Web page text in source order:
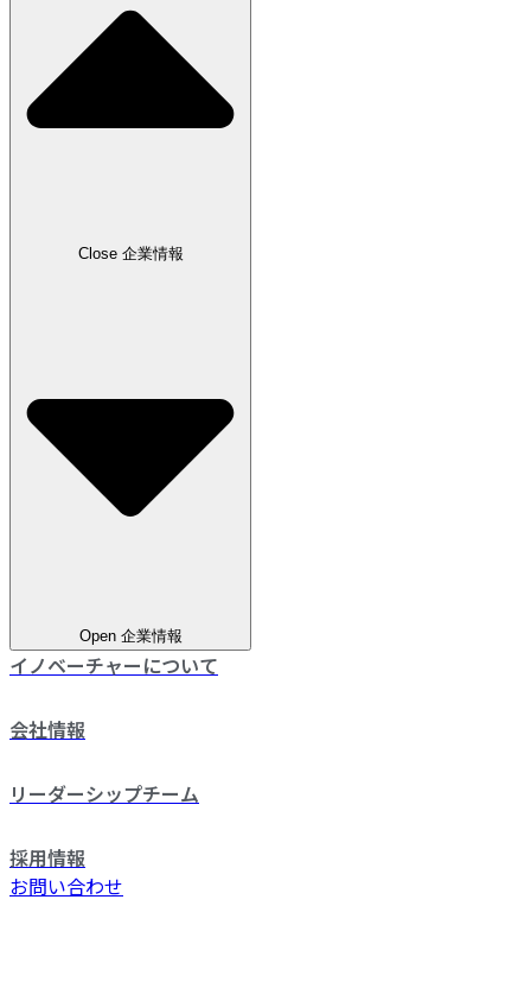
Close 企業情報
Open 企業情報
イノベーチャーについて
会社情報
リーダーシップチーム
採用情報
お問い合わせ